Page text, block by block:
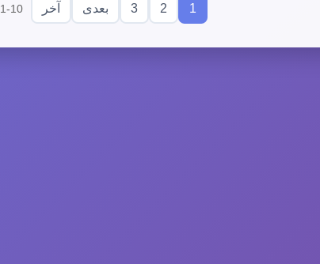
1
2
3 بعدی آخر 1-10 از 3424